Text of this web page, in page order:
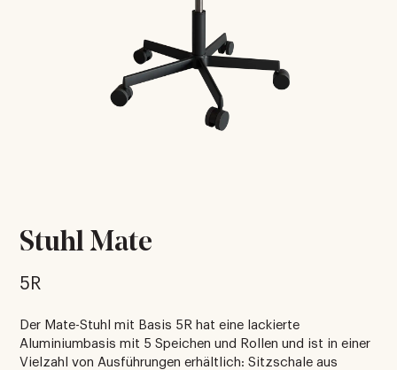
Stuhl Mate
5R
Der Mate-Stuhl mit Basis 5R hat eine lackierte
Aluminiumbasis mit 5 Speichen und Rollen und ist in einer
Vielzahl von Ausführungen erhältlich: Sitzschale aus